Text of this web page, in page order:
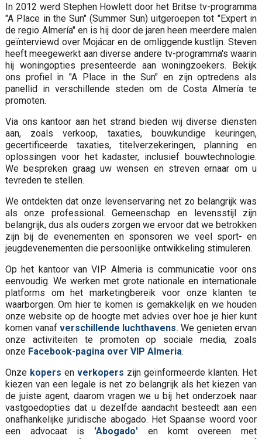
In 2012 werd Stephen Howlett door het Britse tv-programma
"A Place in the Sun" (Summer Sun) uitgeroepen tot "Expert in
de regio Almería" en is hij door de jaren heen meerdere malen
geïnterviewd over Mojácar en de omliggende kustlijn. Steven
heeft meegewerkt aan diverse andere tv-programma's waarin
hij woningopties presenteerde aan woningzoekers. Bekijk
ons ​​profiel in "A Place in the Sun" en zijn optredens als
panellid in verschillende steden om de Costa Almería te
promoten.
Via ons kantoor aan het strand bieden wij diverse diensten
aan, zoals verkoop, taxaties, bouwkundige keuringen,
gecertificeerde taxaties, titelverzekeringen, planning en
oplossingen voor het kadaster, inclusief bouwtechnologie.
We bespreken graag uw wensen en streven ernaar om u
tevreden te stellen.
We ontdekten dat onze levenservaring net zo belangrijk was
als onze professional. Gemeenschap en levensstijl zijn
belangrijk, dus als ouders zorgen we ervoor dat we betrokken
zijn bij de evenementen en sponsoren we veel sport- en
jeugdevenementen die persoonlijke ontwikkeling stimuleren.
Op het kantoor van VIP Almeria is communicatie voor ons
eenvoudig. We werken met grote nationale en internationale
platforms om het marketingbereik voor onze klanten te
waarborgen. Om hier te komen is gemakkelijk en we houden
onze website op de hoogte met advies over hoe je hier kunt
komen vanafverschillende luchthavens. We genieten ervan
onze activiteiten te promoten op sociale media, zoals
onze Facebook-pagina over VIP Almeria.
Onze kopers en verkopers zijn geïnformeerde klanten. Het
kiezen van een legale is net zo belangrijk als het kiezen van
de juiste agent, daarom vragen we u bij het onderzoek naar
vastgoedopties dat u dezelfde aandacht besteedt aan een
onafhankelijke juridische abogado. Het Spaanse woord voor
een advocaat is 'Abogado' en komt overeen met